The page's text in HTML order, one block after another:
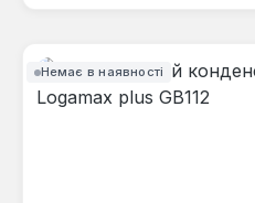
Немає в наявності